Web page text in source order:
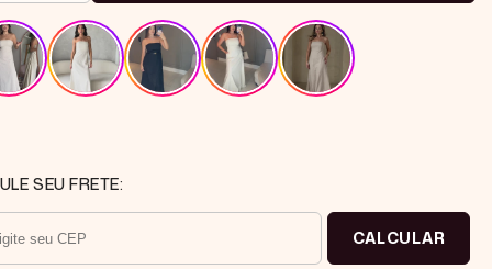
para
Vestido
Longo
de
Linho
Tomara
SEU FRETE:
CALCULAR